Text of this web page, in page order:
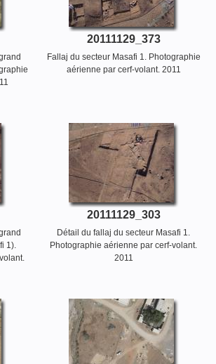
20111129_373
Fallaj du secteur Masafi 1. Photographie
aérienne par cerf-volant. 2011
1).
20111129_303
Détail du fallaj du secteur Masafi 1.
Photographie aérienne par cerf-volant.
2011